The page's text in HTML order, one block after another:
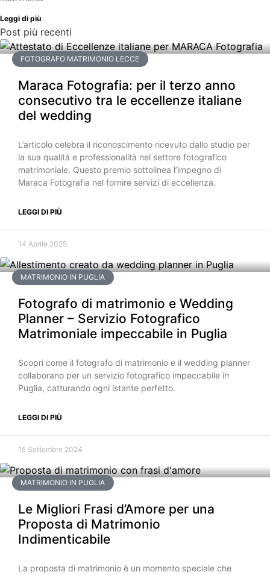
Leggi di più
Post più recenti
FOTOGRAFO MATRIMONIO LECCE
Maraca Fotografia: per il terzo anno
consecutivo tra le eccellenze italiane
del wedding
L’articolo celebra il riconoscimento ricevuto dallo studio per
la sua qualità e professionalità nel settore fotografico
matrimoniale. Questo premio sottolinea l’impegno di
Maraca Fotografia nel fornire servizi di eccellenza.
LEGGI DI PIÙ
14 Aprile 2025
MATRIMONIO IN PUGLIA
Fotografo di matrimonio e Wedding
Planner – Servizio Fotografico
Matrimoniale impeccabile in Puglia
Scopri come il fotografo di matrimonio e il wedding planner
collaborano per un servizio fotografico impeccabile in
Puglia, catturando ogni istante perfetto.
LEGGI DI PIÙ
15 Settembre 2024
MATRIMONIO IN PUGLIA
Le Migliori Frasi d’Amore per una
Proposta di Matrimonio
Indimenticabile
La proposta di matrimonio è un momento speciale che